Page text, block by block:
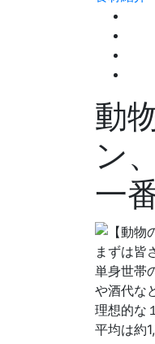
動
ン
一
まずは皆
単身世帯
や酒代な
理想的な
平均は約